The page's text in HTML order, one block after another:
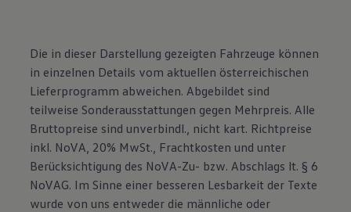
Die in dieser Darstellung gezeigten Fahrzeuge können
in einzelnen Details vom aktuellen österreichischen
Lieferprogramm abweichen. Abgebildet sind
teilweise Sonderausstattungen gegen Mehrpreis. Alle
Bruttopreise sind unverbindl., nicht kart. Richtpreise
inkl. NoVA, 20% MwSt., Frachtkosten und unter
Berücksichtigung des NoVA-Zu- bzw. Abschlags lt. § 6
NoVAG. Im Sinne einer besseren Lesbarkeit der Texte
wurde von uns entweder die männliche oder